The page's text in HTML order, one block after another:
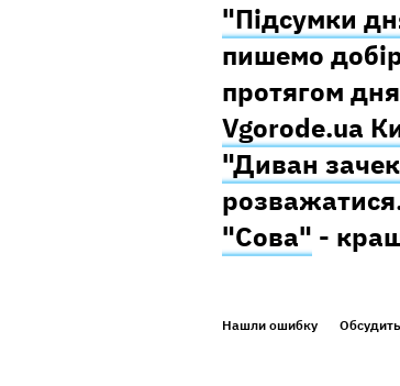
"Підсумки
пишемо
протягом
Vgorode.ua
"Диван
"Сова" -
Нашли ошибку